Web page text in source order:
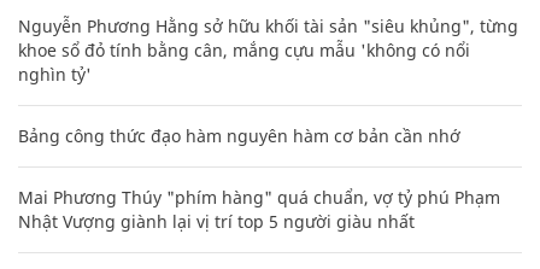
Nguyễn Phương Hằng sở hữu khối tài sản "siêu khủng", từng
khoe sổ đỏ tính bằng cân, mắng cựu mẫu 'không có nổi
nghìn tỷ'
Bảng công thức đạo hàm nguyên hàm cơ bản cần nhớ
Mai Phương Thúy "phím hàng" quá chuẩn, vợ tỷ phú Phạm
Nhật Vượng giành lại vị trí top 5 người giàu nhất